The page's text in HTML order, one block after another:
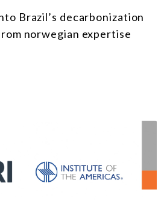
Brazil’s decarbonization
norwegian expertise